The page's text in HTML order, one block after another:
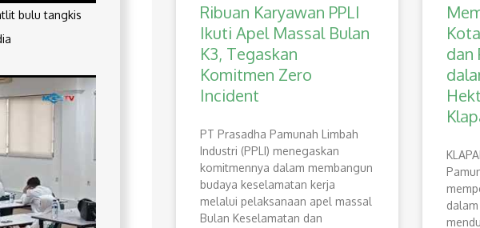
bulu tangkis
Ribuan Karyawan PPLI
Ikuti Apel Massal Bulan
K3, Tegaskan
Komitmen Zero
Incident
PT Prasadha Pamunah Limbah
Industri (PPLI) menegaskan
komitmennya dalam membangun
budaya keselamatan kerja
melalui pelaksanaan apel massal
Bulan Keselamatan dan
dan